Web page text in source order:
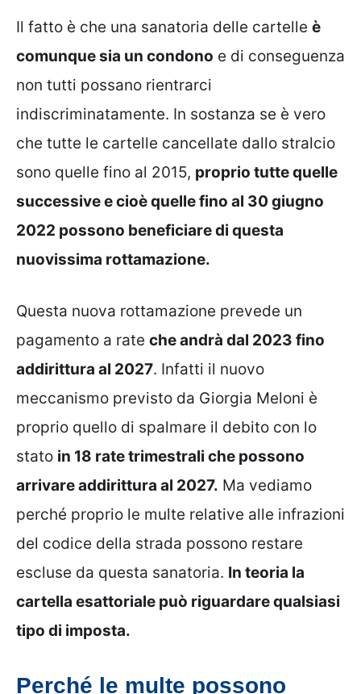
Il fatto è che una sanatoria delle cartelle è
comunque sia un condono e di conseguenza
non tutti possano rientrarci
indiscriminatamente. In sostanza se è vero
che tutte le cartelle cancellate dallo stralcio
sono quelle fino al 2015, proprio tutte quelle
successive e cioè quelle fino al 30 giugno
2022 possono beneficiare di questa
nuovissima rottamazione.
Questa nuova rottamazione prevede un
pagamento a rate che andrà dal 2023 fino
addirittura al 2027. Infatti il nuovo
meccanismo previsto da Giorgia Meloni è
proprio quello di spalmare il debito con lo
stato in 18 rate trimestrali che possono
arrivare addirittura al 2027. Ma vediamo
perché proprio le multe relative alle infrazioni
del codice della strada possono restare
escluse da questa sanatoria. In teoria la
cartella esattoriale può riguardare qualsiasi
tipo di imposta.
Perché le multe possono